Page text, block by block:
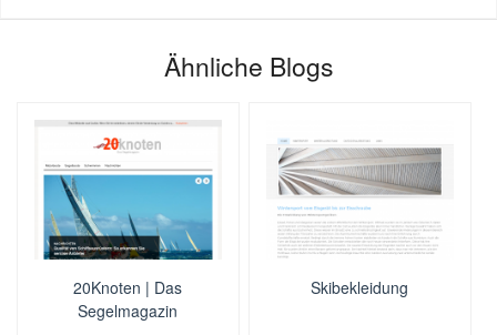
Ähnliche Blogs
20Knoten | Das
Segelmagazin
Skibekleidung